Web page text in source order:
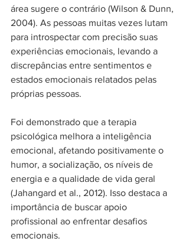
área sugere o contrário (Wilson & Dunn,
2004). As pessoas muitas vezes lutam
para introspectar com precisão suas
experiências emocionais, levando a
discrepâncias entre sentimentos e
estados emocionais relatados pelas
próprias pessoas.
Foi demonstrado que a terapia
psicológica melhora a inteligência
emocional, afetando positivamente o
humor, a socialização, os níveis de
energia e a qualidade de vida geral
(Jahangard et al., 2012). Isso destaca a
importância de buscar apoio
profissional ao enfrentar desafios
emocionais.